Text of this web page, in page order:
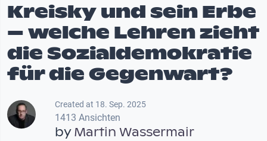
Kreisky und sein Erbe
– welche Lehren zieht
die Sozialdemokratie
für die Gegenwart?
Created at 18. Sep. 2025
1413 Ansichten
byMartin Wassermair